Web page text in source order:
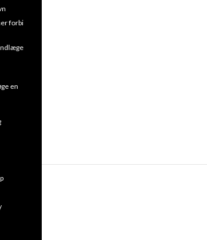
forbi
en